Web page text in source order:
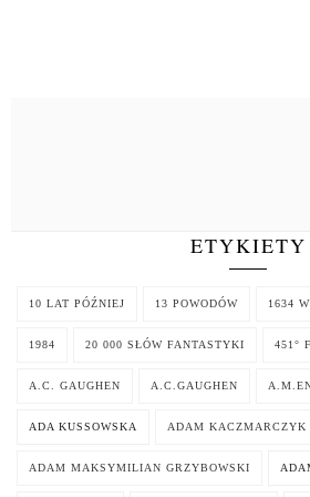
ETYKIETY
10 LAT PÓŹNIEJ 13 POWODÓW 1634
1984 20 000 SŁÓW FANTASTYKI 451°
A.C. GAUGHEN A.C.GAUGHEN
ADA KUSSOWSKA ADAM KACZMARCZYK
ADAM MAKSYMILIAN GRZYBOWSKI